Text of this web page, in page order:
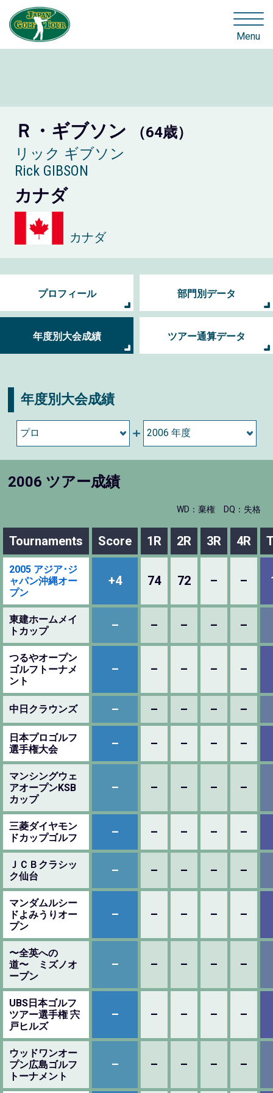
Menu
Ｒ・ギブソン
（64歳）
リック ギブソン
Rick GIBSON
カナダ
カナダ
プロフィール 部門別データ
年度別大会成績 ツアー通算データ
年度別大会成績
2006 ツアー成績
WD：棄権 DQ：失格
Tournaments Score 1R 2R 3R 4R
2005 アジア･ジ
ャパン沖縄オー
プン
+4 74 72 – –
東建ホームメイ
トカップ
– – – – –
つるやオープン
ゴルフトーナメ
ント
– – – – –
中日クラウンズ – – – – –
日本プロゴルフ
選手権大会
– – – – –
マンシングウェ
アオープンKSB
カップ
– – – – –
三菱ダイヤモン
ドカップゴルフ
– – – – –
ＪＣＢクラシッ
ク仙台
– – – – –
マンダムルシー
ドよみうりオー
プン
– – – – –
〜全英への
道〜 ミズノオ
ープン
– – – – –
UBS日本ゴルフ
ツアー選手権 宍
戸ヒルズ
– – – – –
ウッドワンオー
プン広島ゴルフ
トーナメント
– – – – –